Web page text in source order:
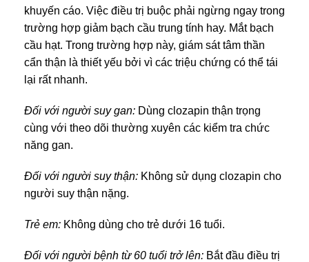
khuyến cáo. Việc điều trị buộc phải ngừng ngay trong
trường hợp giảm bạch cầu trung tính hay. Mắt bạch
cầu hạt. Trong trường hợp này, giám sát tâm thần
cẩn thận là thiết yếu bởi vì các triệu chứng có thể tái
lại rất nhanh.
Đối với người suy gan: Dùng clozapin thận trọng
cùng với theo dõi thường xuyên các kiểm tra chức
năng gan.
Đối với người suy thận: Không sử dụng clozapin cho
người suy thận nặng.
Trẻ em: Không dùng cho trẻ dưới 16 tuổi.
Đối với người bệnh từ 60 tuổi trở lên: Bắt đầu điều trị